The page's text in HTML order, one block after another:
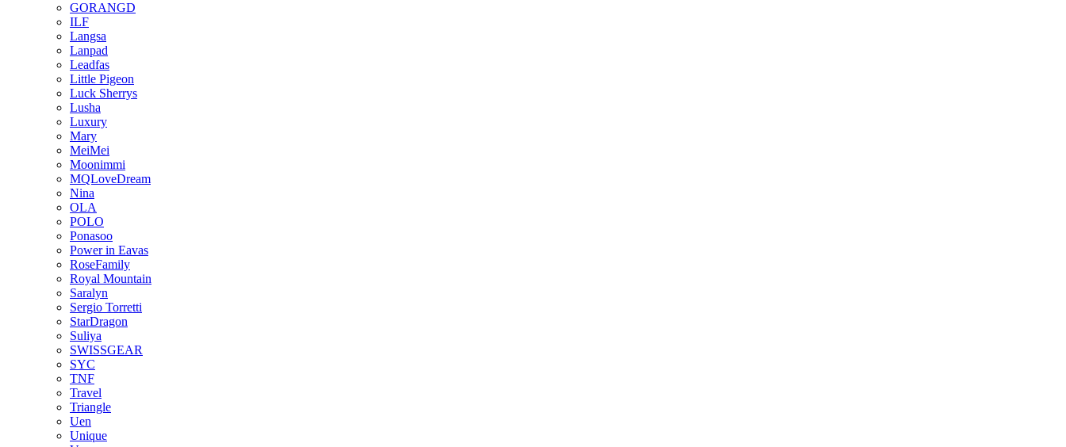
GORANGD
ILF
Langsa
Lanpad
Leadfas
Little Pigeon
Luck Sherrys
Lusha
Luxury
Mary
MeiMei
Moonimmi
MQLoveDream
Nina
OLA
POLO
Ponasoo
Power in Eavas
RoseFamily
Royal Mountain
Saralyn
Sergio Torretti
StarDragon
Suliya
SWISSGEAR
SYC
TNF
Travel
Triangle
Uen
Unique